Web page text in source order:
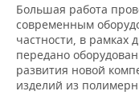
Большая работа
современным
частности, в рамках
передано
развития новой
изделий из